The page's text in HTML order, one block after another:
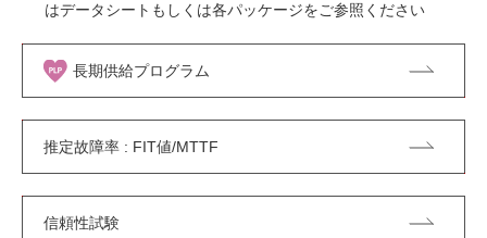
はデータシートもしくは各パッケージをご参照ください
長期供給プログラム
推定故障率 : FIT値/MTTF
信頼性試験